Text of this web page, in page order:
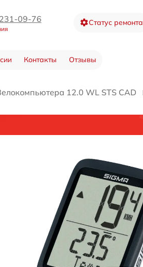
09-76 Статус ремонта
Контакты Отзывы
12.0 WL STS CAD